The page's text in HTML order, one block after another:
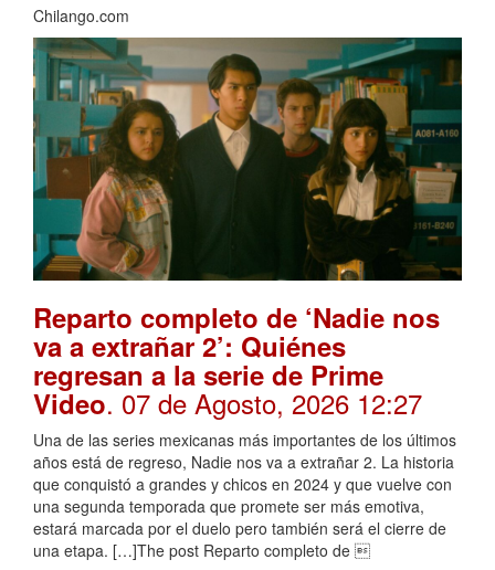
Chilango.com
Reparto completo de ‘Nadie nos
va a extrañar 2’: Quiénes
regresan a la serie de Prime
Video. 07 de Agosto, 2026 12:27
Una de las series mexicanas más importantes de los últimos
años está de regreso, Nadie nos va a extrañar 2. La historia
que conquistó a grandes y chicos en 2024 y que vuelve con
una segunda temporada que promete ser más emotiva,
estará marcada por el duelo pero también será el cierre de
una etapa. […]The post Reparto completo de 